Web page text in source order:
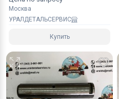
Москва
УРАЛДЕТАЛЬСЕРВИС
Купить